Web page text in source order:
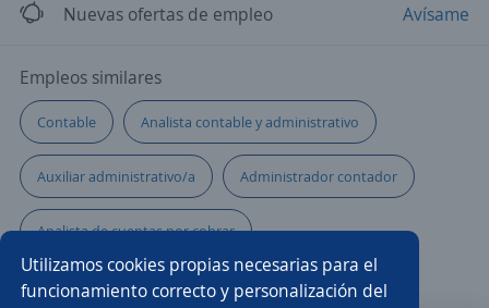
Utilizamos cookies propias necesarias para el
funcionamiento correcto y personalización del
Nuevas ofertas de empleo Avísame
Empleos similares
Contable Analista contable y administrativo
Auxiliar administrativo/a Administrador contador
Analista de cuentas por cobrar
Especialista de crédito y cobranza Analista